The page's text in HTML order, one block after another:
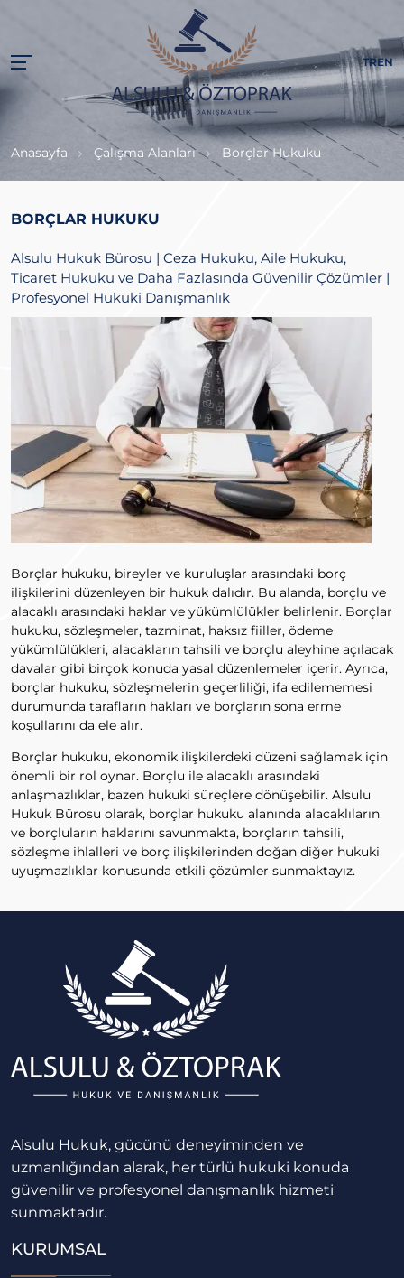
TREN
Anasayfa Çalışma Alanları Borçlar Hukuku
BORÇLAR HUKUKU
Alsulu Hukuk Bürosu | Ceza Hukuku, Aile Hukuku,
Ticaret Hukuku ve Daha Fazlasında Güvenilir Çözümler |
Profesyonel Hukuki Danışmanlık
Borçlar hukuku, bireyler ve kuruluşlar arasındaki borç
ilişkilerini düzenleyen bir hukuk dalıdır. Bu alanda, borçlu ve
alacaklı arasındaki haklar ve yükümlülükler belirlenir. Borçlar
hukuku, sözleşmeler, tazminat, haksız fiiller, ödeme
yükümlülükleri, alacakların tahsili ve borçlu aleyhine açılacak
davalar gibi birçok konuda yasal düzenlemeler içerir. Ayrıca,
borçlar hukuku, sözleşmelerin geçerliliği, ifa edilememesi
durumunda tarafların hakları ve borçların sona erme
koşullarını da ele alır.
Borçlar hukuku, ekonomik ilişkilerdeki düzeni sağlamak için
önemli bir rol oynar. Borçlu ile alacaklı arasındaki
anlaşmazlıklar, bazen hukuki süreçlere dönüşebilir. Alsulu
Hukuk Bürosu olarak, borçlar hukuku alanında alacaklıların
ve borçluların haklarını savunmakta, borçların tahsili,
sözleşme ihlalleri ve borç ilişkilerinden doğan diğer hukuki
uyuşmazlıklar konusunda etkili çözümler sunmaktayız.
Alsulu Hukuk, gücünü deneyiminden ve
uzmanlığından alarak, her türlü hukuki konuda
güvenilir ve profesyonel danışmanlık hizmeti
sunmaktadır.
KURUMSAL